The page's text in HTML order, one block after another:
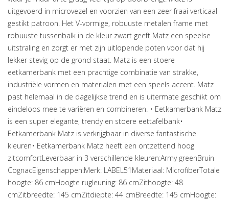
uitgevoerd in microvezel en voorzien van een zeer fraai verticaal
gestikt patroon. Het V-vormige, robuuste metalen frame met
robuuste tussenbalk in de kleur zwart geeft Matz een speelse
uitstraling en zorgt er met zijn uitlopende poten voor dat hij
lekker stevig op de grond staat. Matz is een stoere
eetkamerbank met een prachtige combinatie van strakke,
industriële vormen en materialen met een speels accent. Matz
past helemaal in de dagelijkse trend en is uitermate geschikt om
eindeloos mee te variëren en combineren. • Eetkamerbank Matz
is een super elegante, trendy en stoere eettafelbank•
Eetkamerbank Matz is verkrijgbaar in diverse fantastische
kleuren• Eetkamerbank Matz heeft een ontzettend hoog
zitcomfortLeverbaar in 3 verschillende kleuren:Army greenBruin
CognacEigenschappen:Merk: LABEL51Materiaal: MicrofiberTotale
hoogte: 86 cmHoogte rugleuning: 86 cmZithoogte: 48
cmZitbreedte: 145 cmZitdiepte: 44 cmBreedte: 145 cmHoogte: